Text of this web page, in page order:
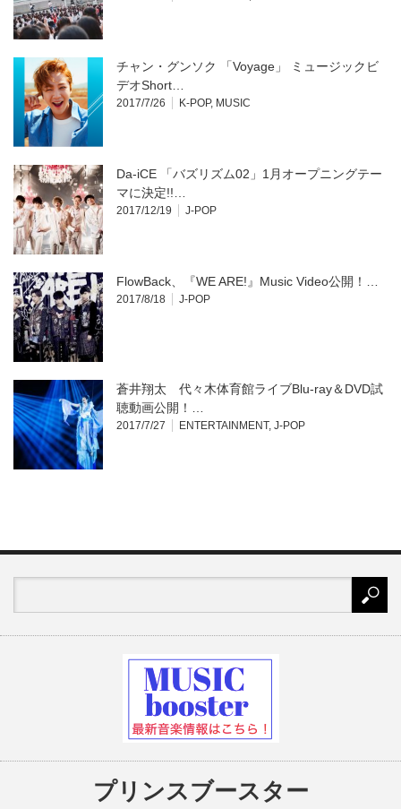
チャン・グンソク 「Voyage」 ミュージックビ
デオShort…
2017/7/26 K-POP, MUSIC
Da-iCE 「バズリズム02」1月オープニングテー
マに決定!!…
2017/12/19 J-POP
FlowBack、『WE ARE!』Music Video公開！…
2017/8/18 J-POP
蒼井翔太 代々木体育館ライブBlu-ray＆DVD試
聴動画公開！…
2017/7/27 ENTERTAINMENT, J-POP
プリンスブースター